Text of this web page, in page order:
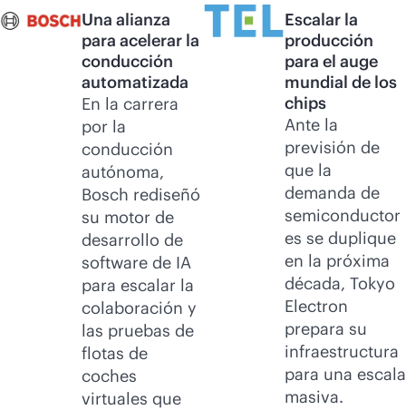
Una alianza
para acelerar la
conducción
automatizada
En la carrera
por la
conducción
autónoma,
Bosch rediseñó
su motor de
desarrollo de
software de IA
para escalar la
colaboración y
las pruebas de
flotas de
coches
virtuales que
Escalar la
producción
para el auge
mundial de los
chips
Ante la
previsión de
que la
demanda de
semiconductor
es se duplique
en la próxima
década, Tokyo
Electron
prepara su
infraestructura
para una escala
masiva.